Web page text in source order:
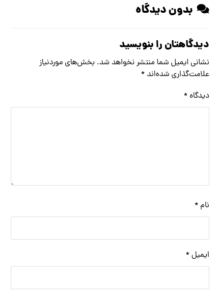
بدون دیدگاه
دیدگاهتان را بنویسید
نشانی ایمیل شما منتشر نخواهد شد. بخش‌های موردنیاز
علامت‌گذاری شده‌اند *
دیدگاه *
نام *
ایمیل *